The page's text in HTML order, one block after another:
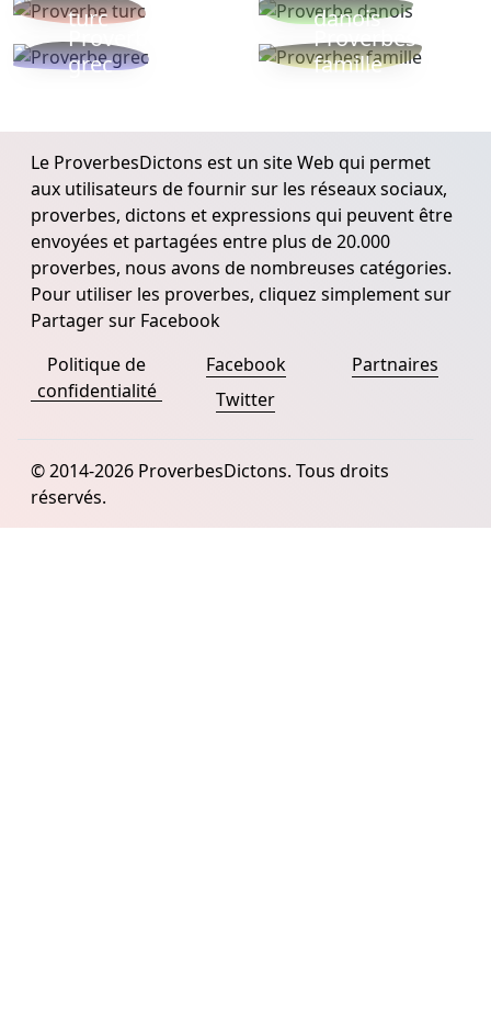
turc
danois
Proverbe
grec
Proverbes
famille
Le ProverbesDictons est un site Web qui permet
aux utilisateurs de fournir sur les réseaux sociaux,
proverbes, dictons et expressions qui peuvent être
envoyées et partagées entre plus de 20.000
proverbes, nous avons de nombreuses catégories.
Pour utiliser les proverbes, cliquez simplement sur
Partager sur Facebook
Politique de
confidentialité
Facebook
Twitter
Partnaires
© 2014-2026 ProverbesDictons. Tous droits
réservés.